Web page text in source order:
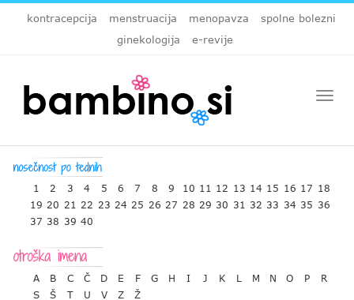
kontracepcija menstruacija menopavza
spolne bolezni
ginekologija
e-revije
1 2 3 4 5 6 7 8 9 10 11 12 13 14 15 16 17 18
19 20 21 22 23 24 25 26 27 28 29 30 31 32 33 34 35 36
37 38 39 40
A B C Č D E F G H I J K L M N O P
R
S
Š T U V Z Ž